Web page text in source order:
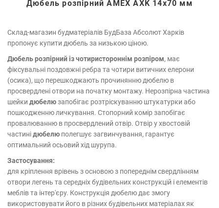
Дюбель розпірний AMEX AXK 14x70 мм
Склад-магазин будматеріалів БудБаза Абсолют Харків
пропонує купити дюбель за низькою ціною.
Дюбель розпірний із чотиристороннім розпіром, має
фіксувальні поздовжні ребра та чотири витичних елерони
(осика), що перешкоджають прочинянню дюбелю в
просвердлені отвори на початку монтажу. Нерозпірна частина
шейки дюбелю запобігає розтріскуванню штукатурки або
пошкодженню личкування. Стопорний комір запобігає
провалюванню в просвердлений отвір. Отвір у хвостовій
частинідюбелю полегшує загвинчування, гарантує
оптимальний осьовий хід шурупа.
Застосування:
для кріплення врівень з основою з попереднім свердлінням
отвори легень та середніх будівельних конструкцій і елементів
меблів та інтер'єру. Конструкція дюбелю дає змогу
використовувати його в різних будівельних матеріалах як